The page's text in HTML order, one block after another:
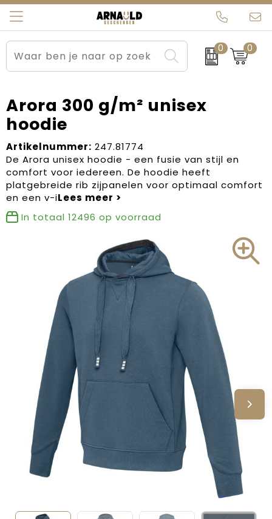
0 0
Relatiegeschenken
Sportkleding
Werkkleding
Kleding en textiel
Tassen
Beurs en Evenementen
Brievenbuspakketten
Carnaval
Dag van de Zorg
Kerstartikelen
Kerstpakketten
Sinterklaas
Verjaardagen
Voetbal, EK en WK
Voor de bouw
Zomergeschenken
Zomerpakketten
Arnauld Kerstpakketten
MijnEigenKadootje
Ons team
Contact
Blogs
Arora 300 g/m² unisex
hoodie
Artikelnummer: 247.81774
De Arora unisex hoodie - een fusie van stijl en
comfort voor iedereen. De hoodie heeft
platgebreide rib zijpanelen voor optimaal comfort
en een v-i
In totaal 12496 op voorraad